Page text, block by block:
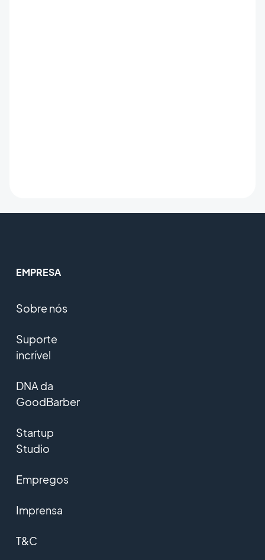
EMPRESA
Sobre nós
Suporte
incrível
DNA da
GoodBarber
Startup
Studio
Empregos
Imprensa
T&C